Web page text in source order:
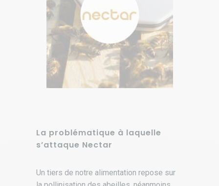
La problématique à laquelle
s’attaque Nectar
Un tiers de notre alimentation repose sur